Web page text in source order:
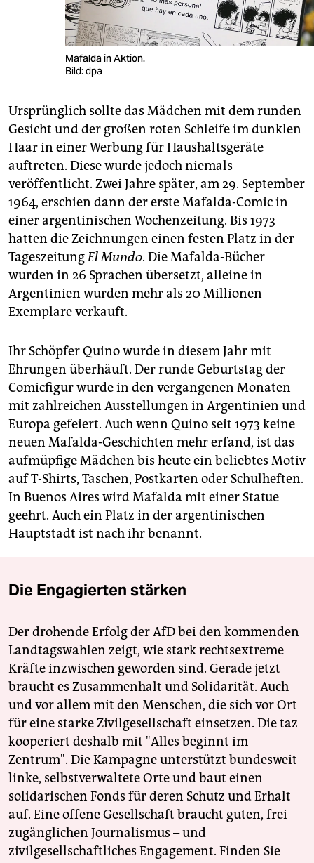
Mafalda in Aktion.
Bild: dpa
Ursprünglich sollte das Mädchen mit dem runden
Gesicht und der großen roten Schleife im dunklen
Haar in einer Werbung für Haushaltsgeräte
auftreten. Diese wurde jedoch niemals
veröffentlicht. Zwei Jahre später, am 29. September
1964, erschien dann der erste Mafalda-Comic in
einer argentinischen Wochenzeitung. Bis 1973
hatten die Zeichnungen einen festen Platz in der
TageszeitungEl Mundo. Die Mafalda-Bücher
wurden in 26 Sprachen übersetzt, alleine in
Argentinien wurden mehr als 20 Millionen
Exemplare verkauft.
Ihr Schöpfer Quino wurde in diesem Jahr mit
Ehrungen überhäuft. Der runde Geburtstag der
Comicfigur wurde in den vergangenen Monaten
mit zahlreichen Ausstellungen in Argentinien und
Europa gefeiert. Auch wenn Quino seit 1973 keine
neuen Mafalda-Geschichten mehr erfand, ist das
aufmüpfige Mädchen bis heute ein beliebtes Motiv
auf T-Shirts, Taschen, Postkarten oder Schulheften.
In Buenos Aires wird Mafalda mit einer Statue
geehrt. Auch ein Platz in der argentinischen
Hauptstadt ist nach ihr benannt.
Die Engagierten stärken
Der drohende Erfolg der AfD bei den kommenden
Landtagswahlen zeigt, wie stark rechtsextreme
Kräfte inzwischen geworden sind. Gerade jetzt
braucht es Zusammenhalt und Solidarität. Auch
und vor allem mit den Menschen, die sich vor Ort
für eine starke Zivilgesellschaft einsetzen. Die taz
kooperiert deshalb mit "Alles beginnt im
Zentrum". Die Kampagne unterstützt bundesweit
linke, selbstverwaltete Orte und baut einen
solidarischen Fonds für deren Schutz und Erhalt
auf. Eine offene Gesellschaft braucht guten, frei
zugänglichen Journalismus – und
zivilgesellschaftliches Engagement. Finden Sie